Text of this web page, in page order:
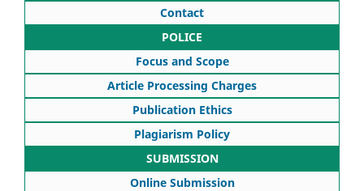
Contact
POLICE
Focus and Scope
Article Processing Charges
Publication Ethics
Plagiarism Policy
SUBMISSION
Online Submission